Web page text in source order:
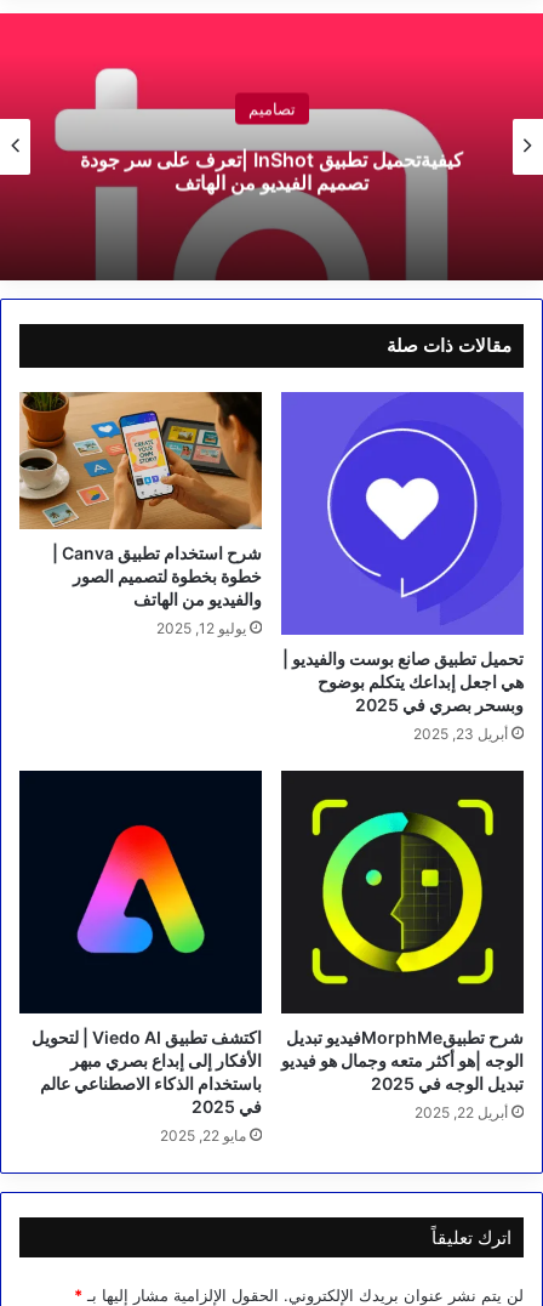
تصاميم
تحميل تطبيق محرر الفيديو | و أكثر من 1000تطبيق
مجاني وبدون نت
مقالات ذات صلة
تحميل تطبيق صانع بوست والفيديو |
هي اجعل إبداعك يتكلم بوضوح
وبسحر بصري في 2025
أبريل 23, 2025
خطوة بخطوة لتصميم الصور
والفيديو من الهاتف
يوليو 12, 2025
شرح تطبيقMorphMeفيديو تبديل
الوجه |هو أكثر متعه وجمال هو فيديو
تبديل الوجه في 2025
أبريل 22, 2025
اكتشف تطبيق Viedo AI | لتحويل
الأفكار إلى إبداع بصري مبهر
باستخدام الذكاء الاصطناعي عالم
في 2025
مايو 22, 2025
اترك تعليقاً
لن يتم نشر عنوان بريدك الإلكتروني. الحقول الإلزامية مشار إليها بـ *